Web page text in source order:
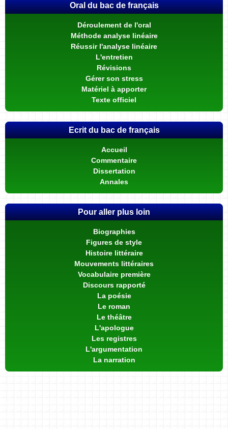
Oral du bac de français
Déroulement de l'oral
Méthode analyse linéaire
Réussir l'analyse linéaire
L'entretien
Révisions
Gérer son stress
Matériel à apporter
Texte officiel
Ecrit du bac de français
Accueil
Commentaire
Dissertation
Annales
Pour aller plus loin
Biographies
Figures de style
Histoire littéraire
Mouvements littéraires
Vocabulaire première
Discours rapporté
La poésie
Le roman
Le théâtre
L'apologue
Les registres
L'argumentation
La narration